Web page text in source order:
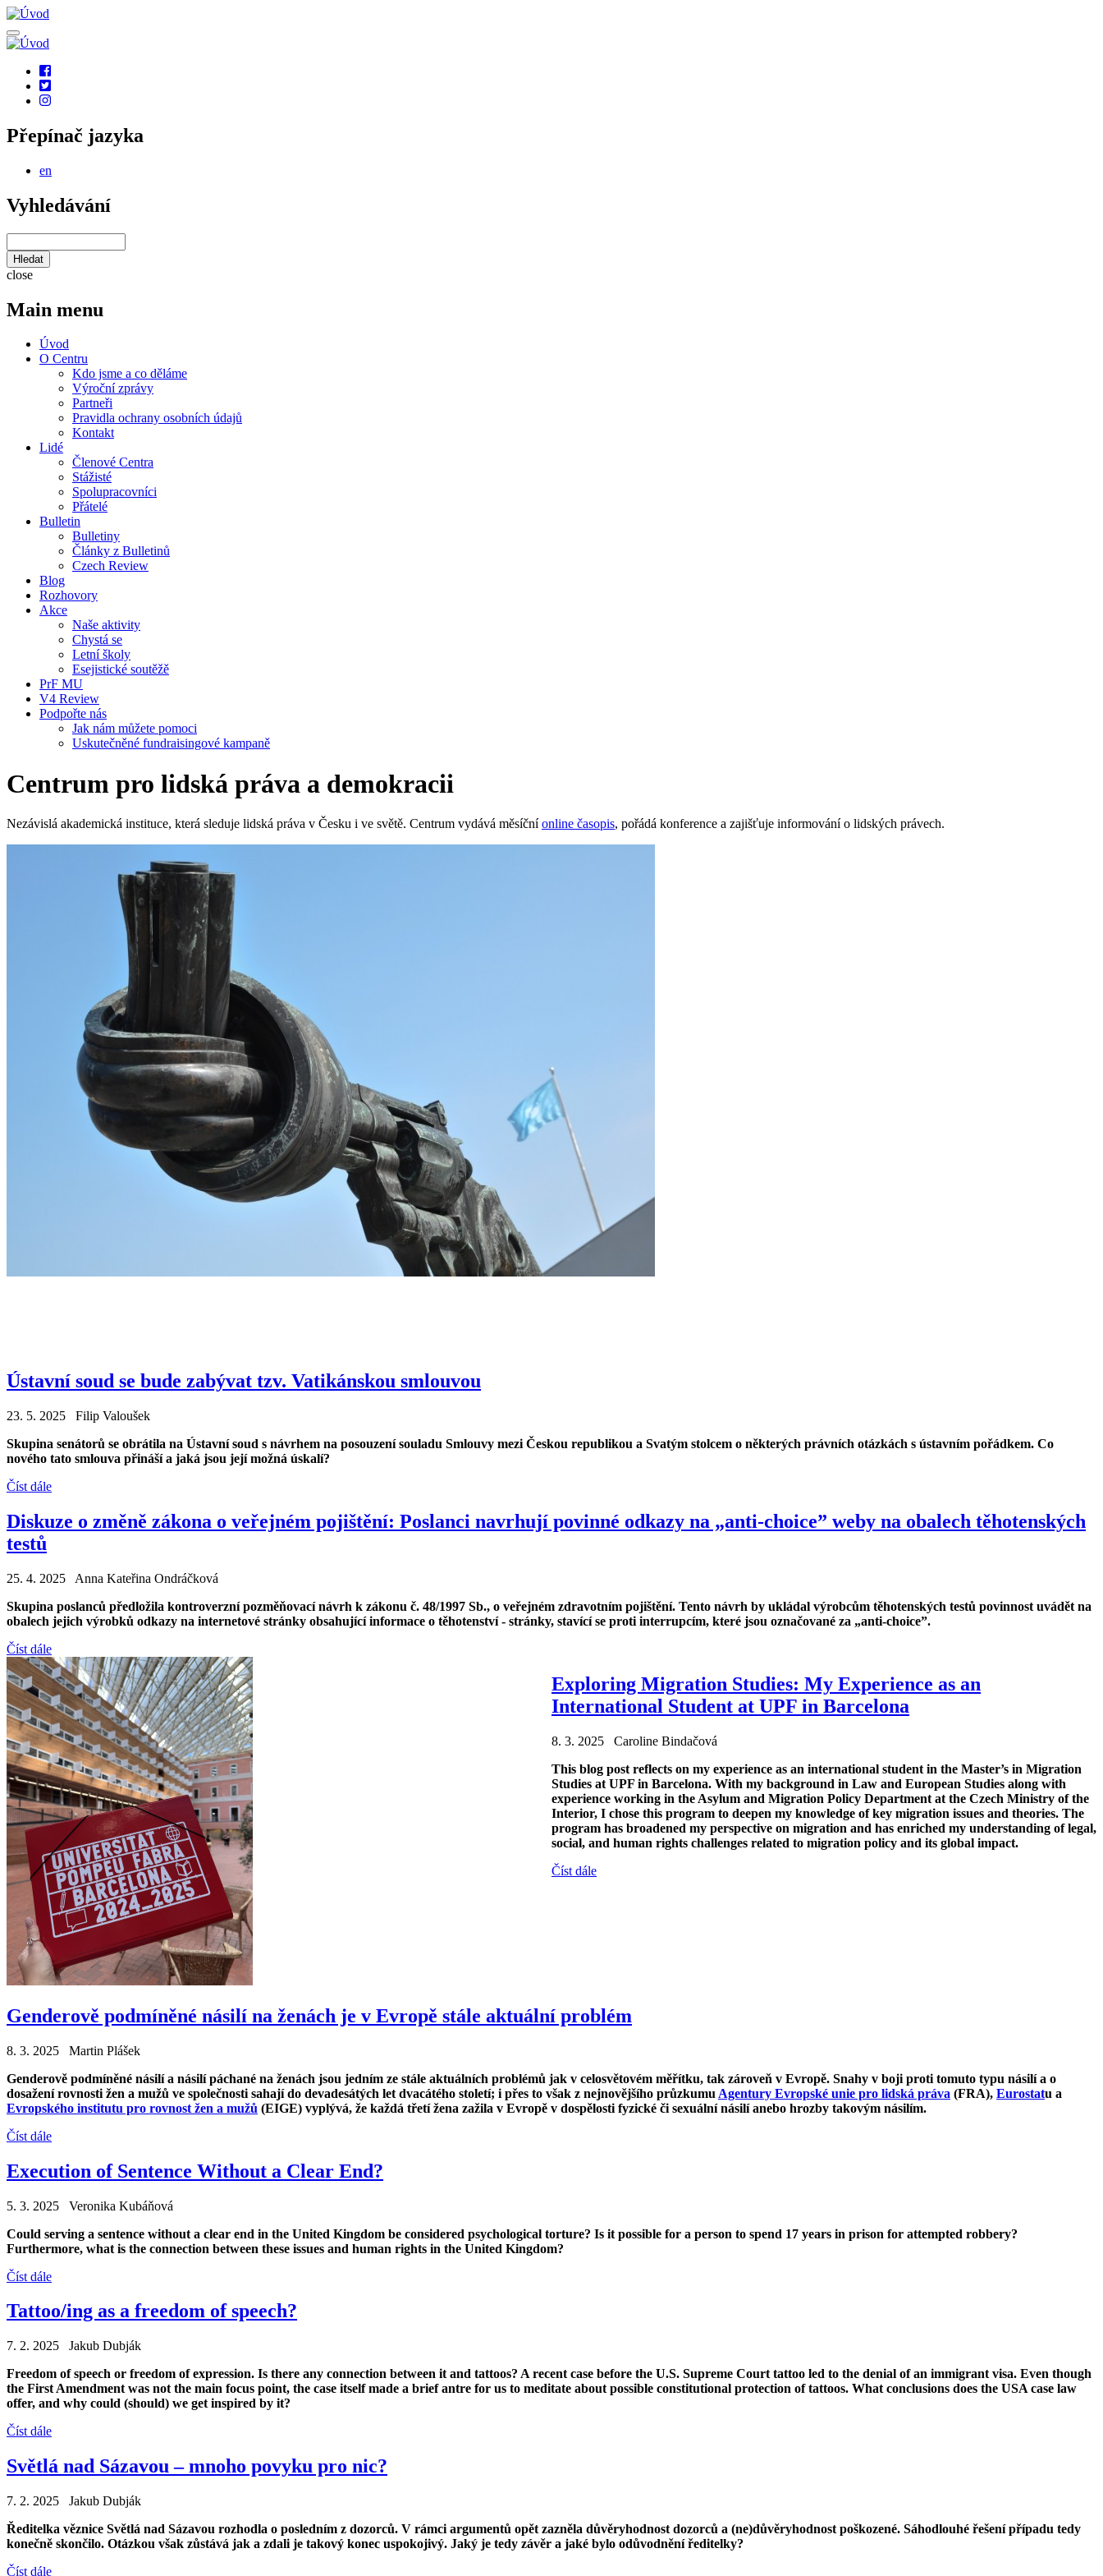
Přejít
k
hlavnímu
Social
links
Přepínač jazyka
en
Vyhledávání
close
Main menu
Úvod
O Centru
Kdo jsme a co děláme
Výroční zprávy
Partneři
Pravidla ochrany osobních údajů
Kontakt
Lidé
Členové Centra
Stážisté
Spolupracovníci
Přátelé
Bulletin
Bulletiny
Články z Bulletinů
Czech Review
Blog
Rozhovory
Akce
Naše aktivity
Chystá se
Letní školy
Esejistické soutěžě
PrF MU
V4 Review
Podpořte nás
Jak nám můžete pomoci
Uskutečněné fundraisingové kampaně
Centrum pro lidská práva a demokracii
Nezávislá akademická instituce, která sleduje lidská práva v Česku i ve světě. Centrum vydává měsíčníonline časopis, pořádá konference a zajišťuje informování o lidských právech.
Ústavní soud se bude zabývat tzv. Vatikánskou smlouvou
23. 5. 2025 Filip Valoušek
Skupina senátorů se obrátila na Ústavní soud s návrhem na posouzení souladu Smlouvy mezi Českou republikou a Svatým stolcem o některých právních otázkách s ústavním pořádkem. Co
nového tato smlouva přináší a jaká jsou její možná úskalí?
Číst dále
Diskuze o změně zákona o veřejném pojištění: Poslanci navrhují povinné odkazy na „anti-choice” weby na obalech těhotenských
testů
25. 4. 2025 Anna Kateřina Ondráčková
Skupina poslanců předložila kontroverzní pozměňovací návrh k zákonu č. 48/1997 Sb., o veřejném zdravotním pojištění. Tento návrh by ukládal výrobcům těhotenských testů povinnost uvádět na
obalech jejich výrobků odkazy na internetové stránky obsahující informace o těhotenství - stránky, stavící se proti interrupcím, které jsou označované za „anti-choice”.
Číst dále
Exploring Migration Studies: My Experience as an
International Student at UPF in Barcelona
8. 3. 2025 Caroline Bindačová
This blog post reflects on my experience as an international student in the Master’s in Migration
Studies at UPF in Barcelona. With my background in Law and European Studies along with
experience working in the Asylum and Migration Policy Department at the Czech Ministry of the
Interior, I chose this program to deepen my knowledge of key migration issues and theories. The
program has broadened my perspective on migration and has enriched my understanding of legal,
social, and human rights challenges related to migration policy and its global impact.
Číst dále
Genderově podmíněné násilí na ženách je v Evropě stále aktuální problém
8. 3. 2025 Martin Plášek
Genderově podmíněné násilí a násilí páchané na ženách jsou jedním ze stále aktuálních problémů jak v celosvětovém měřítku, tak zároveň v Evropě. Snahy v boji proti tomuto typu násilí a o
dosažení rovnosti žen a mužů ve společnosti sahají do devadesátých let dvacátého století; i přes to však z nejnovějšího průzkumu Agentury Evropské unie pro lidská práva (FRA), Eurostatu a
Evropského institutu pro rovnost žen a mužů (EIGE) vyplývá, že každá třetí žena zažila v Evropě v dospělosti fyzické či sexuální násilí anebo hrozby takovým násilím.
Číst dále
Execution of Sentence Without a Clear End?
5. 3. 2025 Veronika Kubáňová
Could serving a sentence without a clear end in the United Kingdom be considered psychological torture? Is it possible for a person to spend 17 years in prison for attempted robbery?
Furthermore, what is the connection between these issues and human rights in the United Kingdom?
Číst dále
Tattoo/ing as a freedom of speech?
7. 2. 2025 Jakub Dubják
Freedom of speech or freedom of expression. Is there any connection between it and tattoos? A recent case before the U.S. Supreme Court tattoo led to the denial of an immigrant visa. Even though
the First Amendment was not the main focus point, the case itself made a brief antre for us to meditate about possible constitutional protection of tattoos. What conclusions does the USA case law
offer, and why could (should) we get inspired by it?
Číst dále
Světlá nad Sázavou – mnoho povyku pro nic?
7. 2. 2025 Jakub Dubják
Ředitelka věznice Světlá nad Sázavou rozhodla o posledním z dozorců. V rámci argumentů opět zazněla důvěryhodnost dozorců a (ne)důvěryhodnost poškozené. Sáhodlouhé řešení případu tedy
konečně skončilo. Otázkou však zůstává jak a zdali je takový konec uspokojivý. Jaký je tedy závěr a jaké bylo odůvodnění ředitelky?
Číst dále